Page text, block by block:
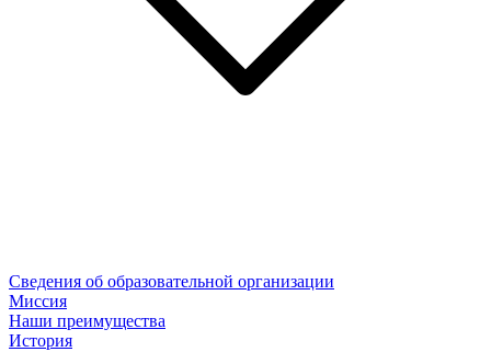
Сведения об образовательной организации
Миссия
Наши преимущества
История